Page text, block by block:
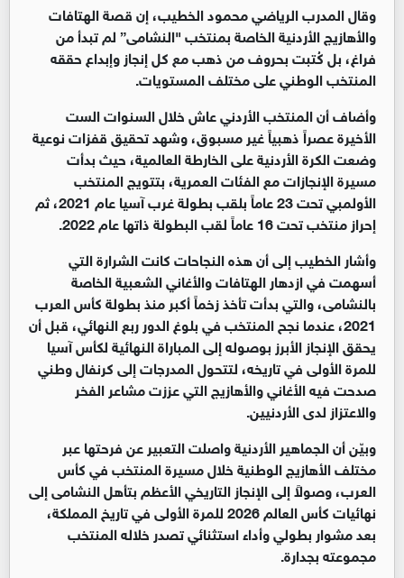
وقال المدرب الرياضي محمود الخطيب، إن قصة الهتافات
والأهازيج الأردنية الخاصة بمنتخب "النشامى” لم تبدأ من
فراغ، بل كُتبت بحروف من ذهب مع كل إنجاز وإبداع حققه
المنتخب الوطني على مختلف المستويات.
وأضاف أن المنتخب الأردني عاش خلال السنوات الست
الأخيرة عصراً ذهبياً غير مسبوق، وشهد تحقيق قفزات نوعية
وضعت الكرة الأردنية على الخارطة العالمية، حيث بدأت
مسيرة الإنجازات مع الفئات العمرية، بتتويج المنتخب
الأولمبي تحت 23 عاماً بلقب بطولة غرب آسيا عام 2021، ثم
إحراز منتخب تحت 16 عاماً لقب البطولة ذاتها عام 2022.
وأشار الخطيب إلى أن هذه النجاحات كانت الشرارة التي
أسهمت في ازدهار الهتافات والأغاني الشعبية الخاصة
بالنشامى، والتي بدأت تأخذ زخماً أكبر منذ بطولة كأس العرب
2021، عندما نجح المنتخب في بلوغ الدور ربع النهائي، قبل أن
يحقق الإنجاز الأبرز بوصوله إلى المباراة النهائية لكأس آسيا
للمرة الأولى في تاريخه، لتتحول المدرجات إلى كرنفال وطني
صدحت فيه الأغاني والأهازيج التي عززت مشاعر الفخر
والاعتزاز لدى الأردنيين.
وبيّن أن الجماهير الأردنية واصلت التعبير عن فرحتها عبر
مختلف الأهازيج الوطنية خلال مسيرة المنتخب في كأس
العرب، وصولاً إلى الإنجاز التاريخي الأعظم بتأهل النشامى إلى
نهائيات كأس العالم 2026 للمرة الأولى في تاريخ المملكة،
بعد مشوار بطولي وأداء استثنائي تصدر خلاله المنتخب
مجموعته بجدارة.